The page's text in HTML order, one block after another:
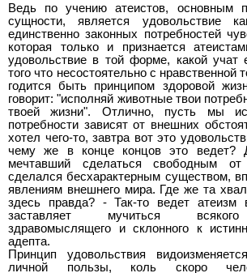
Ведь по учению атеистов, основным
сущности, является удовольствие
единственно законных потребностей
которая только и признается
удовольствие в той форме, какой учат
того что несостоятельно с нравственной
годится быть принципом здоровой
говорит: "исполняй животные твои
твоей жизни". Отлично, пусть мы
потребности зависят от внешних
хотел чего-то, завтра вот это
чему же в конце концов это ведет?
мечтавший сделаться свободным
сделался бесхарактерным существом,
явлениям внешнего мира. Где же та
здесь правда? - Так-то ведет атеизм
заставляет мучиться
здравомыслящего и склонного к
адепта.
Принцип удовольствия
личной пользы, коль скоро